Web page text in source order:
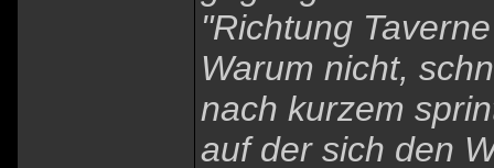
"Richtung
Warum nicht,
nach kurzem
auf der sich den